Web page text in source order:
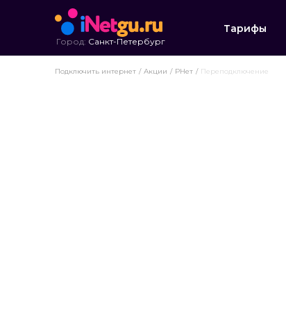
Город: Санкт-Петербург
Тарифы
Подключить интернет Акции РНет Переподключение